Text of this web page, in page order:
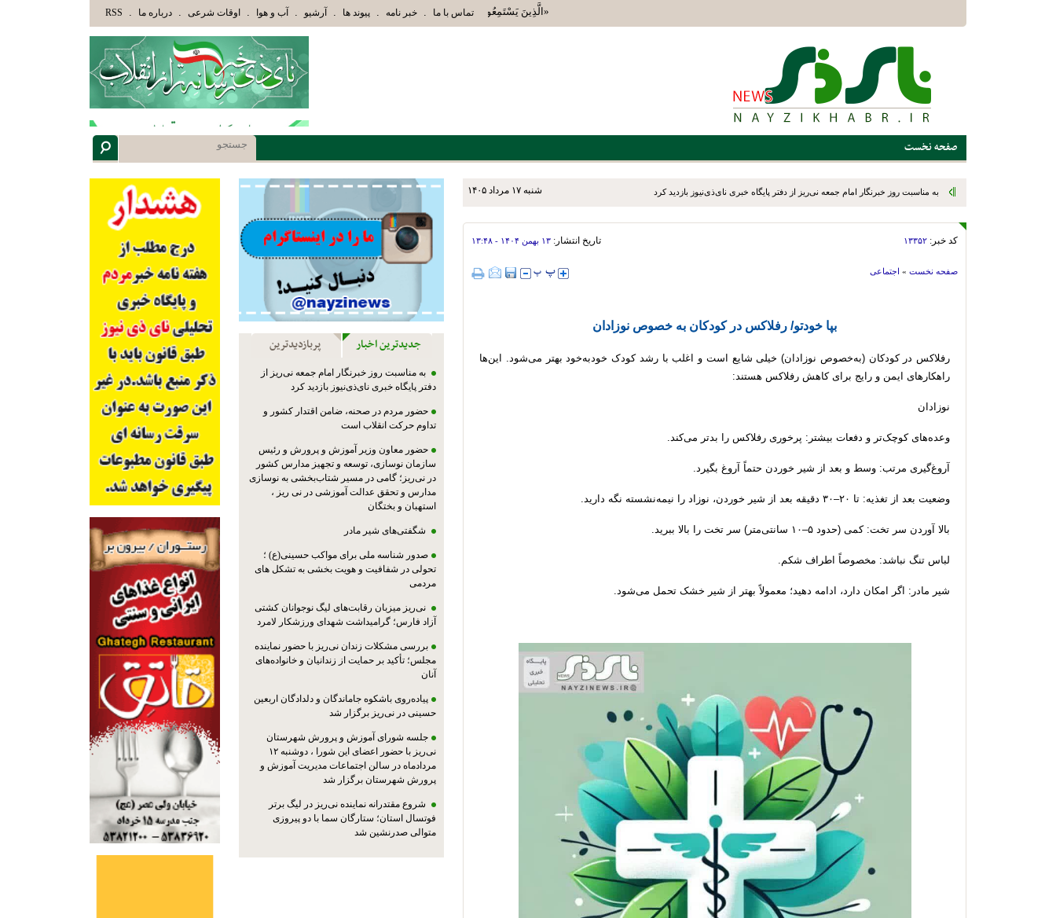
«الَّذِينَ يَسْتَمِعُونَ الْقَوْلَ فَيَتَّبِعُونَ أَحْسَنَهُ أُوْلَئِكَ الَّذِينَ هَدَاهُمُ اللَّهُ وَأُوْلَئِكَ هُمْ أُوْلُوا الْأَلْبَابِ» عاقلان هدایت یافته،حرفها را میشنوند و سپس
تماس با ما . خبر نامه . پیوند ها . آرشیو . آب و هوا . اوقات شرعی . درباره ما .
RSS
صفحه نخست
شنبه ۱۷ مرداد ۱۴۰۵ به مناسبت روز خبرنگار امام جمعه نی‌ریز از دفتر پایگاه خبری نای‌ذی‌نیوز بازدید کرد
کد خبر: ۱۳۳۵۲ تاریخ انتشار: ۱۳ بهمن ۱۴۰۴ - ۱۳:۴۸
صفحه نخست » اجتماعی
بپا خودتو/ رفلاکس در کودکان به‌ خصوص نوزادان
رفلاکس در کودکان (به‌خصوص نوزادان) خیلی شایع است و اغلب با رشد کودک خودبه‌خود بهتر می‌شود. این‌ها
راهکارهای ایمن و رایج برای کاهش رفلاکس هستند:
نوزادان
وعده‌های کوچک‌تر و دفعات بیشتر: پرخوری رفلاکس را بدتر می‌کند.
آروغ‌گیری مرتب: وسط و بعد از شیر خوردن حتماً آروغ بگیرد.
وضعیت بعد از تغذیه: تا ۲۰–۳۰ دقیقه بعد از شیر خوردن، نوزاد را نیمه‌نشسته نگه دارید.
بالا آوردن سر تخت: کمی (حدود ۵–۱۰ سانتی‌متر) سر تخت را بالا ببرید.
لباس تنگ نباشد: مخصوصاً اطراف شکم.
شیر مادر: اگر امکان دارد، ادامه دهید؛ معمولاً بهتر از شیر خشک تحمل می‌شود.
جدیدترین اخبار پربازدیدترین
به مناسبت روز خبرنگار امام جمعه نی‌ریز از
دفتر پایگاه خبری نای‌ذی‌نیوز بازدید کرد
حضور مردم در صحنه، ضامن اقتدار کشور و
تداوم حرکت انقلاب است
حضور معاون وزیر آموزش و پرورش و رئیس
سازمان نوسازی، توسعه و تجهیز مدارس کشور
در نی‌ریز؛ گامی در مسیر شتاب‌بخشی به نوسازی
مدارس و تحقق عدالت آموزشی در نی ریز ،
استهبان و بختگان
شگفتی‌های شیر مادر
صدور شناسه ملی برای مواکب حسینی(ع) ؛
تحولی در شفافیت و هویت بخشی به تشکل های
مردمی
نی‌ریز میزبان رقابت‌های لیگ نوجوانان کشتی
آزاد فارس؛ گرامیداشت شهدای ورزشکار لامرد
بررسی مشکلات زندان نی‌ریز با حضور نماینده
مجلس؛ تأکید بر حمایت از زندانیان و خانواده‌های
آنان
پیاده‌روی باشکوه جاماندگان و دلدادگان اربعین
حسینی در نی‌ریز برگزار شد
جلسه شورای آموزش و پرورش شهرستان
نی‌ریز با حضور اعضای این شورا ، دوشنبه ۱۲
مردادماه در سالن اجتماعات مدیریت آموزش و
پرورش شهرستان برگزار شد
شروع مقتدرانه نماینده نی‌ریز در لیگ برتر
فوتسال استان؛ ستارگان سما با دو پیروزی
متوالی صدرنشین شد